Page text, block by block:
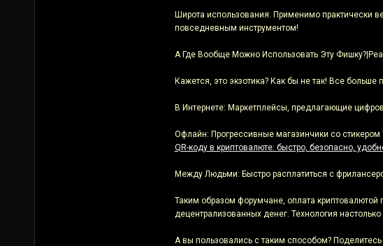
Широта использования: Применимо практически
повседневным инструментом!
А Где Вообще Можно Использовать Эту
Кажется, это экзотика? Как бы не так! Все
В Интернете: Маркетплейсы, предлагающие
Офлайн: Прогрессивные магазинчики со
QR-коду в криптовалюте: быстро, безопасно,
Между Людьми: Быстро расплатиться с
Таким образом форумчане, оплата
децентрализованных денег. Технология
А вы пользовались с таким способом?